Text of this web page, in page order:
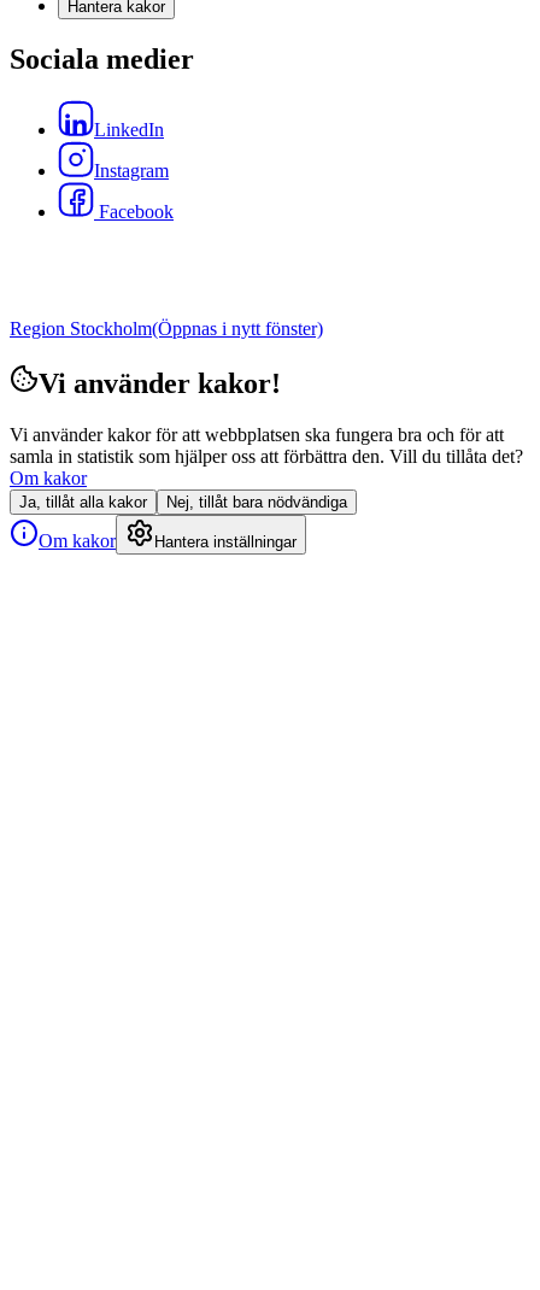
Hantera kakor
Sociala medier
LinkedIn
Instagram
Facebook
Region Stockholm(Öppnas i nytt fönster)
Vi använder kakor!
Vi använder kakor för att webbplatsen ska fungera bra och för att
samla in statistik som hjälper oss att förbättra den. Vill du tillåta det?
Om kakor
Ja, tillåt alla kakor Nej, tillåt bara nödvändiga
Om kakor Hantera inställningar